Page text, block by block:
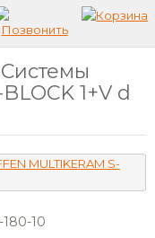
1+V d
10